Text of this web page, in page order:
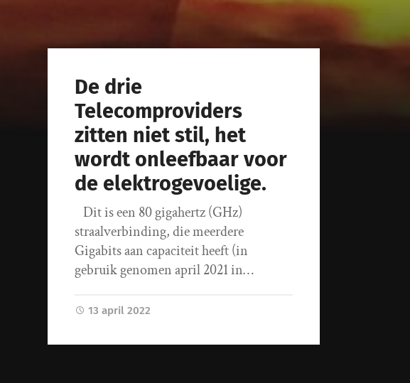
De drie
Telecomproviders
zitten niet stil, het
wordt onleefbaar voor
de elektrogevoelige.
Dit is een 80 gigahertz (GHz)
straalverbinding, die meerdere
Gigabits aan capaciteit heeft (in
gebruik genomen april 2021 in…
13 april 2022